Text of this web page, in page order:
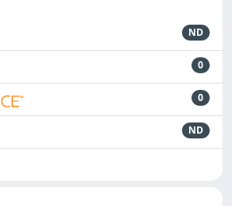
ND
0
0
ND